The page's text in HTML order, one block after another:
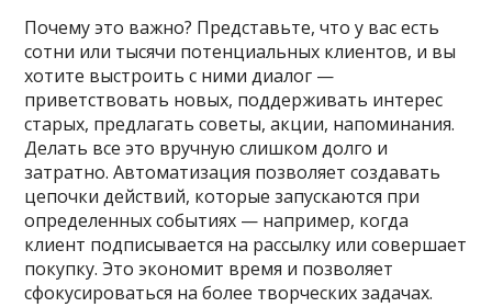
Почему это важно? Представьте, что у вас есть
сотни или тысячи потенциальных клиентов, и вы
хотите выстроить с ними диалог —
приветствовать новых, поддерживать интерес
старых, предлагать советы, акции, напоминания.
Делать все это вручную слишком долго и
затратно. Автоматизация позволяет создавать
цепочки действий, которые запускаются при
определенных событиях — например, когда
клиент подписывается на рассылку или совершает
покупку. Это экономит время и позволяет
сфокусироваться на более творческих задачах.